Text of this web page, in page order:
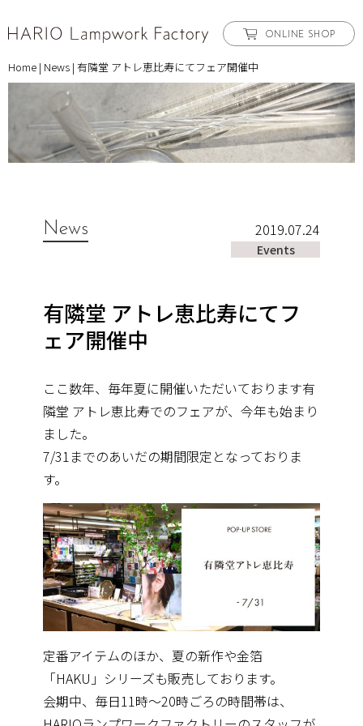
ONLINE SHOP
Home | News | 有隣堂 アトレ恵比寿にてフェア開催中
News 2019.07.24
Events
有隣堂 アトレ恵比寿にてフ
ェア開催中
ここ数年、毎年夏に開催いただいております有
隣堂 アトレ恵比寿でのフェアが、今年も始まり
ました。
7/31までのあいだの期間限定となっておりま
す。
定番アイテムのほか、夏の新作や金箔
「HAKU」シリーズも販売しております。
会期中、毎日11時〜20時ごろの時間帯は、